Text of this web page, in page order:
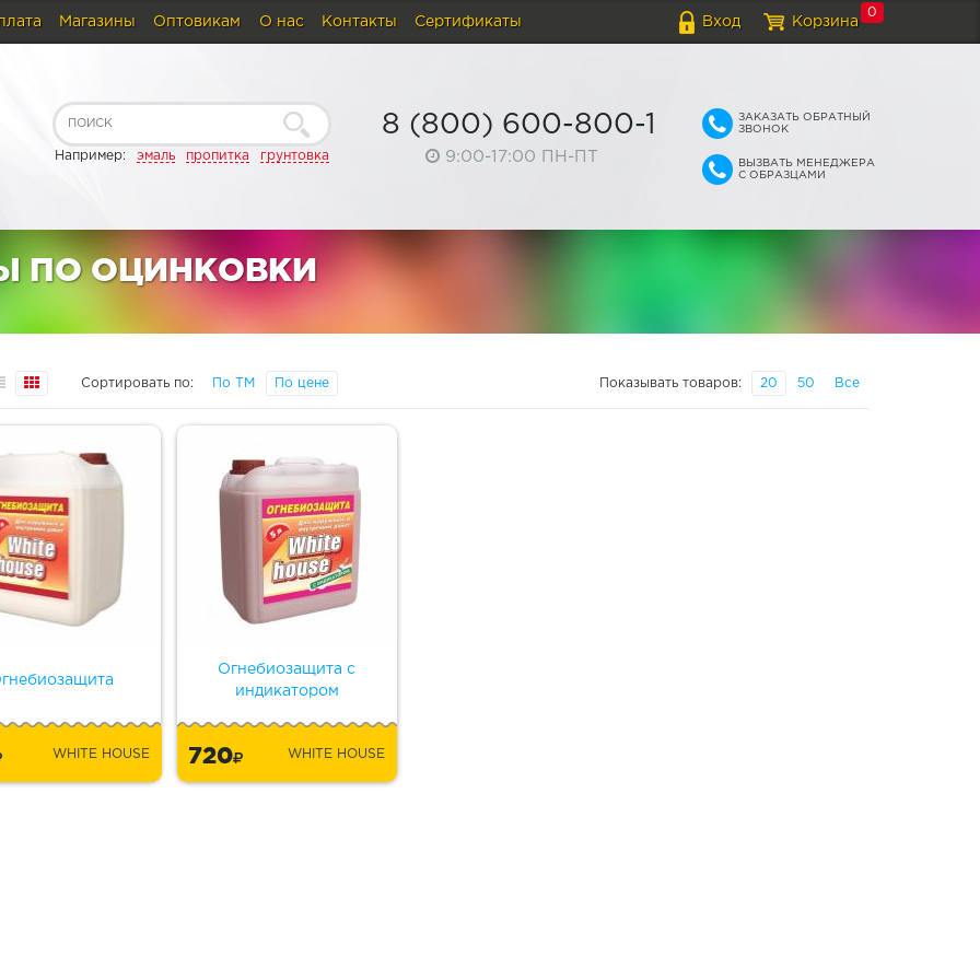
Вход Корзина
0
Магазины Оптовикам О нас Контакты Сертификаты
Например: эмаль пропитка грунтовка
8 (800) 600-800-1
9:00-17:00 ПН-ПТ
ЗАКАЗАТЬ ОБРАТНЫЙ
ЗВОНОК
ВЫЗВАТЬ МЕНЕДЖЕРА
С ОБРАЗЦАМИ
ПО ОЦИНКОВКИ
Сортировать по: По ТМ По цене Показывать товаров: 20 50 Все
WHITE HOUSE
Огнебиозащита с
индикатором
720 WHITE HOUSE